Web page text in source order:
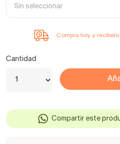
Sin seleccionar
Compra hoy y
Cantidad
Compartir este